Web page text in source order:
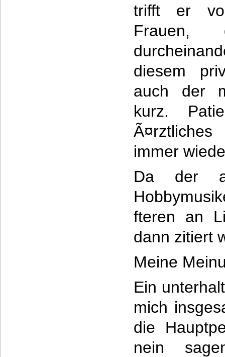
trifft er
diesem
auch der
kurz.
immer
Da der
fteren an
dann zitiert
Meine
Ein
mich
die
nein